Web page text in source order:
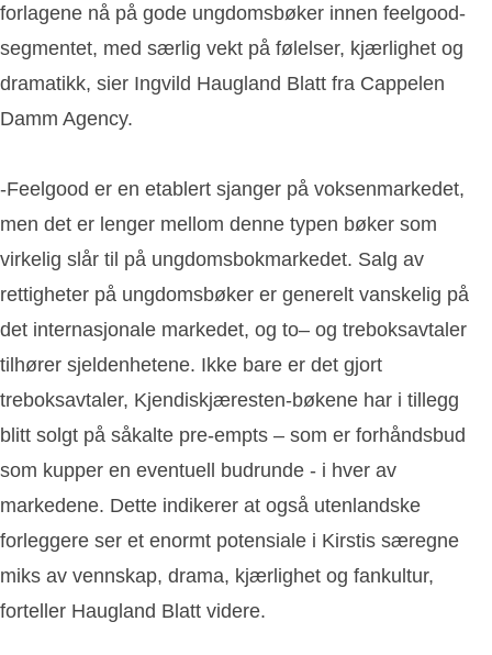
forlagene nå på gode ungdomsbøker innen feelgood-
segmentet, med særlig vekt på følelser, kjærlighet og
dramatikk, sier Ingvild Haugland Blatt fra Cappelen
Damm Agency.
-Feelgood er en etablert sjanger på voksenmarkedet,
men det er lenger mellom denne typen bøker som
virkelig slår til på ungdomsbokmarkedet. Salg av
rettigheter på ungdomsbøker er generelt vanskelig på
det internasjonale markedet, og to– og treboksavtaler
tilhører sjeldenhetene. Ikke bare er det gjort
treboksavtaler, Kjendiskjæresten-bøkene har i tillegg
blitt solgt på såkalte pre-empts – som er forhåndsbud
som kupper en eventuell budrunde - i hver av
markedene. Dette indikerer at også utenlandske
forleggere ser et enormt potensiale i Kirstis særegne
miks av vennskap, drama, kjærlighet og fankultur,
forteller Haugland Blatt videre.